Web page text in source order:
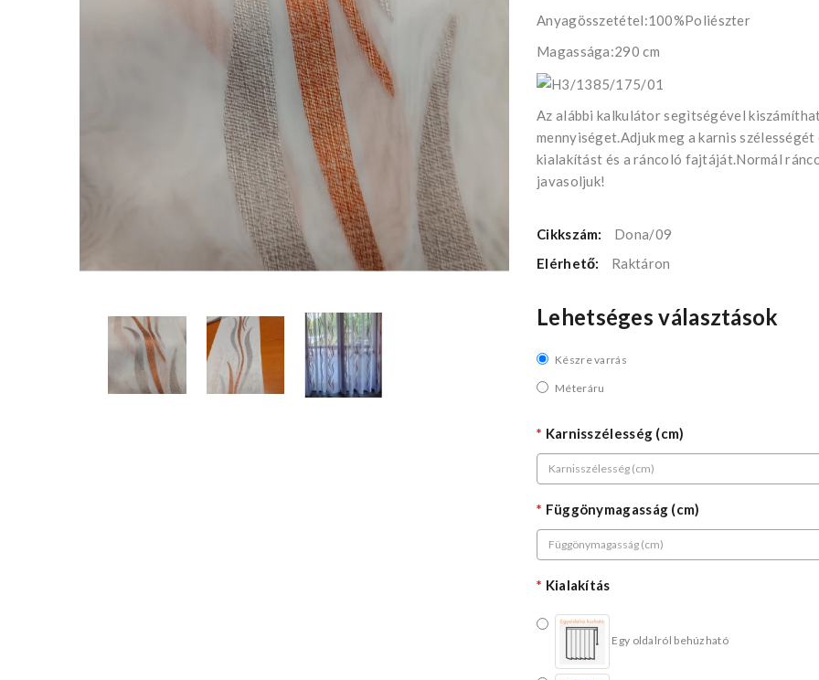
Anyagösszetétel:100%Poliészter
Magassága:290 cm
Az alábbi kalkulátor segìtségével
mennyiséget.Adjuk meg a karnis
kialakítást és a ráncoló fajtáját.Normál
javasoljuk!
Cikkszám:
Dona/09
Elérhető:
Raktáron
Lehetséges választások
Készre varrás
Méteráru
Karnisszélesség (cm)
Függönymagasság (cm)
Kialakítás
Egy oldalról behúzható